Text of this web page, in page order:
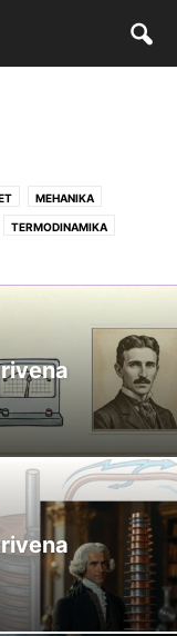
MEHANIKA
TERMODINAMIKA